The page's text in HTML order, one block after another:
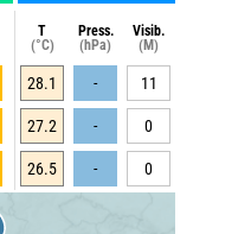
T
(°C)
Press.
(hPa)
Visib.
(M)
28.1 - 11
27.2 - 0
26.5 - 0